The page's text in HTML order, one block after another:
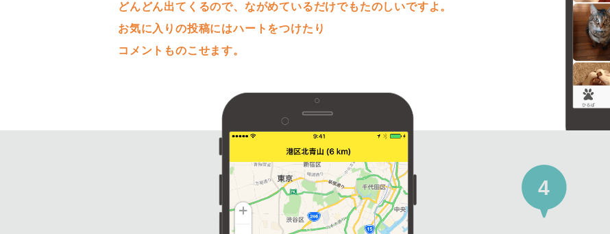
どんどん出てくるので、ながめているだけでもたのしいですよ。
お気に入りの投稿にはハートをつけたり
コメントものこせます。
4